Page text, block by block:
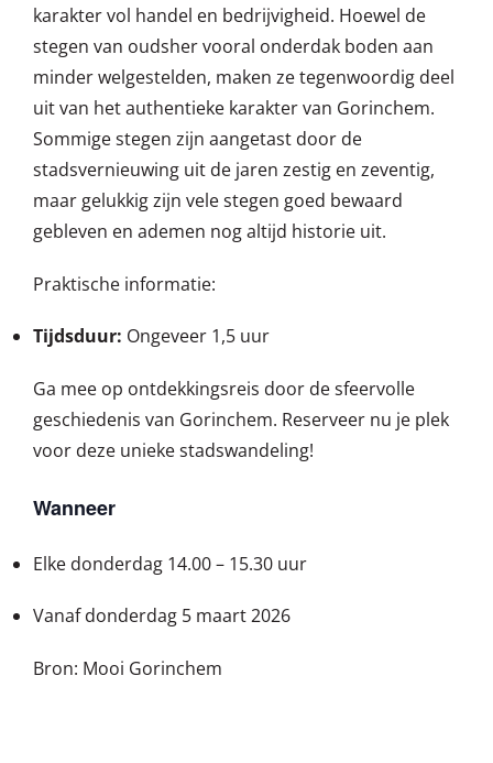
karakter vol handel en bedrijvigheid. Hoewel de
stegen van oudsher vooral onderdak boden aan
minder welgestelden, maken ze tegenwoordig deel
uit van het authentieke karakter van Gorinchem.
Sommige stegen zijn aangetast door de
stadsvernieuwing uit de jaren zestig en zeventig,
maar gelukkig zijn vele stegen goed bewaard
gebleven en ademen nog altijd historie uit.
Praktische informatie:
Tijdsduur: Ongeveer 1,5 uur
Ga mee op ontdekkingsreis door de sfeervolle
geschiedenis van Gorinchem. Reserveer nu je plek
voor deze unieke stadswandeling!
Wanneer
Elke donderdag 14.00 – 15.30 uur
Vanaf donderdag 5 maart 2026
Bron: Mooi Gorinchem